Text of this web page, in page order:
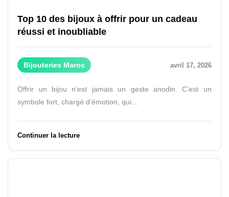
Top 10 des bijoux à offrir pour un cadeau
réussi et inoubliable
Bijouteries Maroc avril 17, 2026
Offrir un bijou n’est jamais un geste anodin. C’est un
symbole fort, chargé d’émotion, qui…
Continuer la lecture